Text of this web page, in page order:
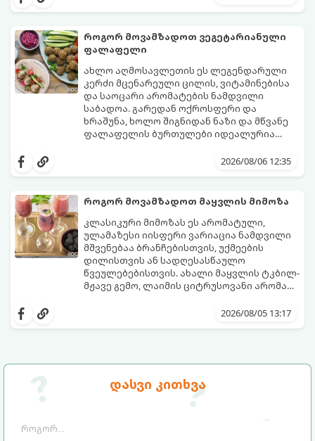
დასვი კითხვა
როგორ მოვამზადოთ ვეგეტარიანული
ფალაფელი
ახლო აღმოსავლეთის ეს ლეგენდარული
კერძი მცენარეული ცილის, ვიტამინებისა
და საოცარი არომატების ნამდვილი
საბადოა. გარედან ოქროსფერი და
ხრაშუნა, ხოლო შიგნიდან ნაზი და მწვანე
ფალაფელის ბურთულები იდეალურია
სალათებთან ერთად ან ტახინის (სესამის)
მდგომარეობს, რომ გამოიყენება
შეწვისას ფორმა იდეალურად შეინარჩუნოს
და არ დაიშალოს.
მომზადების დრო: 20 წუთი (დამატებით
მუხუდოს ჩალბობის დრო: 12-24 საათი)
შეწვის დრო: 10–15 წუთი ულუფა: 20–24 ცალი
ბურთულა (4–6 პორცია)
2026/08/06 12:35
როგორ მოვამზადოთ მაყვლის მიმოზა
კლასიკური მიმოზას ეს არომატული,
ულამაზესი იისფერი ვარიაცია ნამდვილი
მშვენებაა ბრანჩებისთვის, უქმეების
დილისთვის ან სადღესასწაულო
წვეულებებისთვის. ახალი მაყვლის ტკბილ-
მჟავე გემო, ლაიმის ციტრუსოვანი არომატი
საოცრად დახვეწილ და მაგრილებელ
და მის მომზადებას მინიმალური2026/08/05 13:17